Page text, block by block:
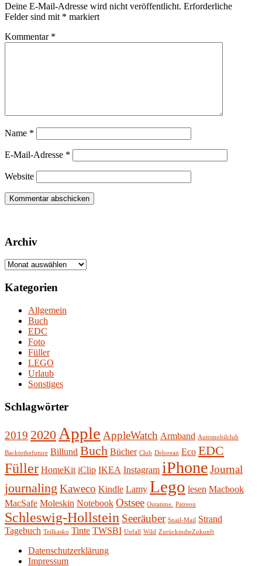
Deine E-Mail-Adresse wird nicht veröffentlicht. Erforderliche
Felder sind mit * markiert
Kommentar *
Name *
E-Mail-Adresse *
Website
Archiv
Archiv
Kategorien
Allgemein
Buch
EDC
Foto
Füller
LEGO
Urlaub
Sonstiges
Schlagwörter
2019 2020 Apple AppleWatch Armband Automobilclub
Backtothefuture Billund Buch Bücher Club Delorean Eco EDC
Füller HomeKit iClip IKEA Instagram iPhoneJournal
journaling Kaweco Kindle Lamy Lego lesen Macbook
MacSafe Moleskin Notebook Ostsee Outatime. Patreon
Schleswig-Hollstein Seeräuber Snail-Mail Strand
Tagebuch Teilkasko Tinte TWSBI Unfall Wild ZurückindieZukunft
Datenschutzerklärung
Impressum